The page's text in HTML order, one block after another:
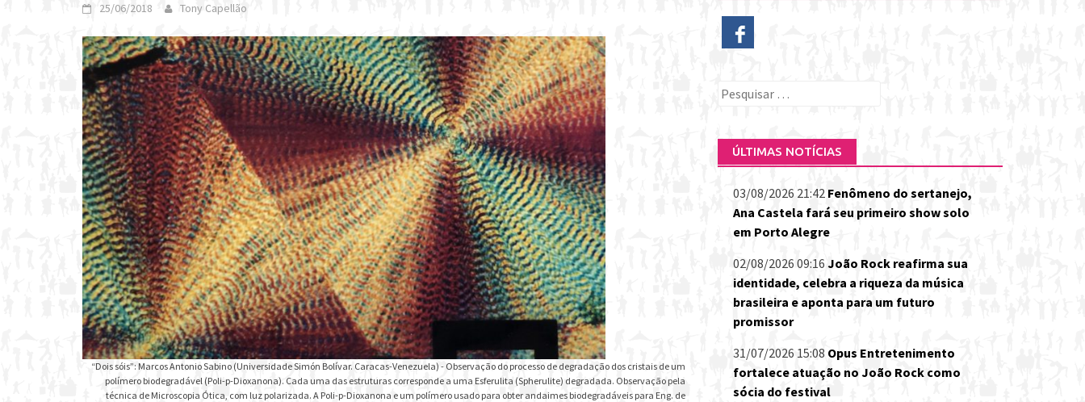
25/06/2018 Tony Capellão
“Dois sóis”: Marcos Antonio Sabino (Universidade Simón Bolívar. Caracas-Venezuela) - Observação do processo de degradação dos cristais de um
polímero biodegradável (Poli-p-Dioxanona). Cada uma das estruturas corresponde a uma Esferulita (Spherulite) degradada. Observação pela
técnica de Microscopia Ótica, com luz polarizada. A Poli-p-Dioxanona e um polímero usado para obter andaimes biodegradáveis para Eng. de
Pesquisar
ÚLTIMAS NOTÍCIAS
03/08/2026 21:42 Fenômeno do sertanejo,
Ana Castela fará seu primeiro show solo
em Porto Alegre
02/08/2026 09:16 João Rock reafirma sua
identidade, celebra a riqueza da música
brasileira e aponta para um futuro
promissor
31/07/2026 15:08 Opus Entretenimento
fortalece atuação no João Rock como
sócia do festival